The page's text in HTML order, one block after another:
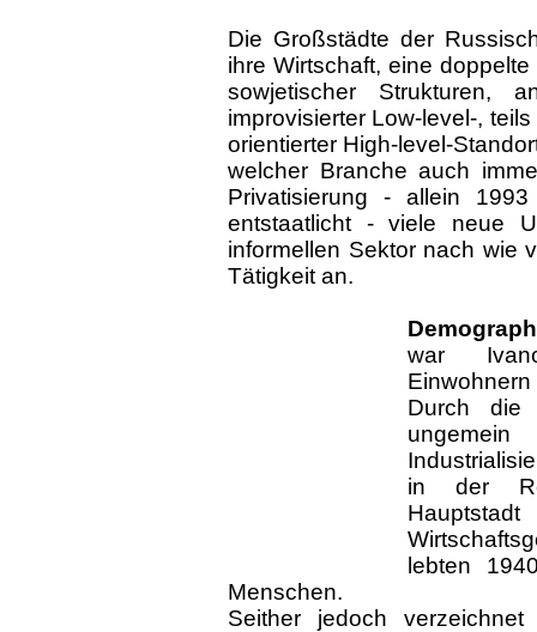
Die Großstädte der
ihre Wirtschaft, eine
sowjetischer Strukturen,
improvisierter Low-level-,
orientierter High-level-
welcher Branche auch
Privatisierung - allein
entstaatlicht - viele neue
informellen Sektor nach wie
Tätigkeit an.
war
Durch die
in der
lebten
Menschen.
Seither jedoch